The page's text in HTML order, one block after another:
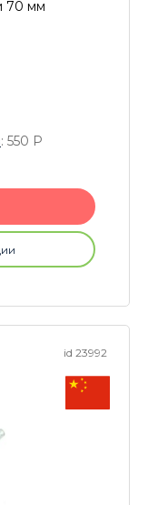
70 мм
: 550 P
id 23992